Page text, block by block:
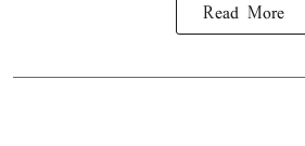
Read More